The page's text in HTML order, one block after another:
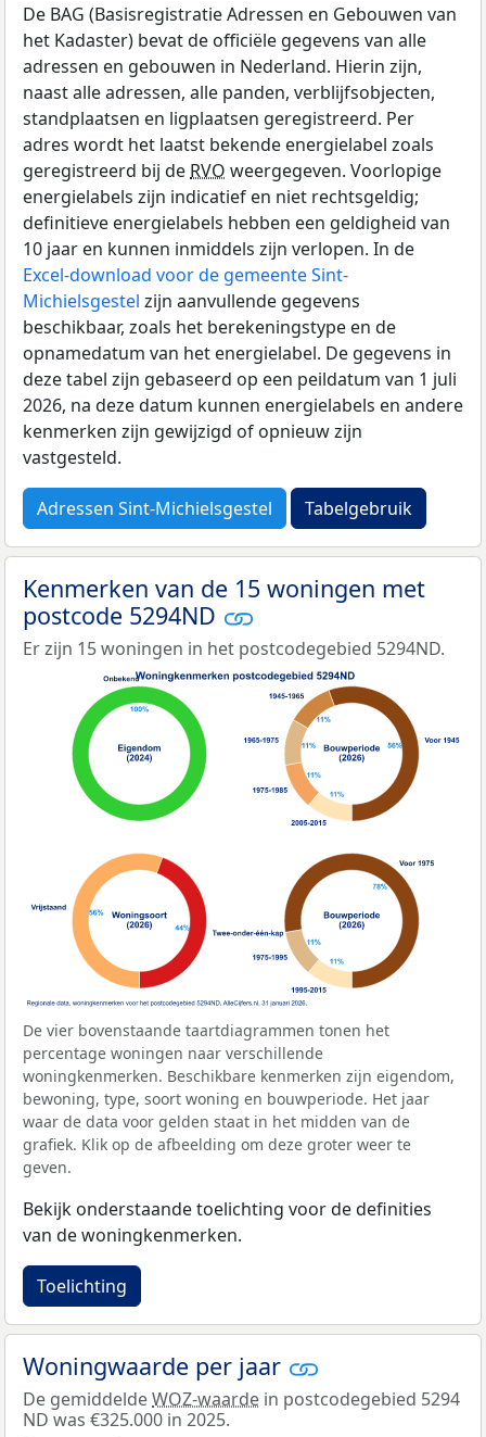
De BAG (Basisregistratie Adressen en Gebouwen van
het Kadaster) bevat de officiële gegevens van alle
adressen en gebouwen in Nederland. Hierin zijn,
naast alle adressen, alle panden, verblijfsobjecten,
standplaatsen en ligplaatsen geregistreerd. Per
adres wordt het laatst bekende energielabel zoals
geregistreerd bij de RVO weergegeven. Voorlopige
energielabels zijn indicatief en niet rechtsgeldig;
definitieve energielabels hebben een geldigheid van
10 jaar en kunnen inmiddels zijn verlopen. In de
Excel-download voor de gemeente Sint-
Michielsgestel zijn aanvullende gegevens
beschikbaar, zoals het berekeningstype en de
opnamedatum van het energielabel. De gegevens in
deze tabel zijn gebaseerd op een peildatum van 1 juli
2026, na deze datum kunnen energielabels en andere
kenmerken zijn gewijzigd of opnieuw zijn
vastgesteld.
Adressen Sint-Michielsgestel Tabelgebruik
Kenmerken van de 15 woningen met
postcode 5294ND
Er zijn 15 woningen in het postcodegebied 5294ND.
De vier bovenstaande taartdiagrammen tonen het
percentage woningen naar verschillende
woningkenmerken. Beschikbare kenmerken zijn eigendom,
bewoning, type, soort woning en bouwperiode. Het jaar
waar de data voor gelden staat in het midden van de
grafiek. Klik op de afbeelding om deze groter weer te
geven.
Bekijk onderstaande toelichting voor de definities
van de woningkenmerken.
Toelichting
Woningwaarde per jaar
De gemiddeldeWOZ-waarde in postcodegebied 5294
ND was €325.000 in 2025.